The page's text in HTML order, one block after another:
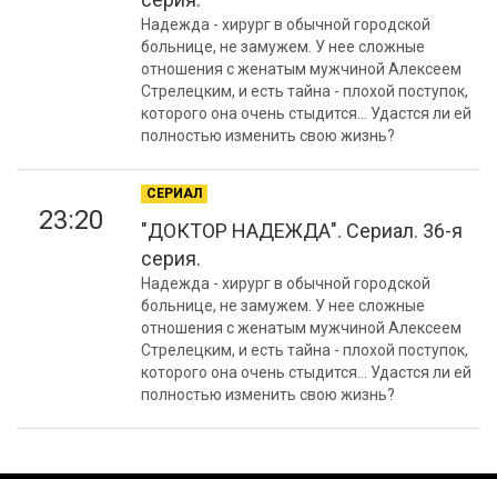
Надежда - хирург в обычной городской
больнице, не замужем. У нее сложные
отношения с женатым мужчиной Алексеем
Стрелецким, и есть тайна - плохой поступок,
которого она очень стыдится... Удастся ли ей
полностью изменить свою жизнь?
23:20
СЕРИАЛ
"ДОКТОР НАДЕЖДА". Сериал. 36-я
серия.
Надежда - хирург в обычной городской
больнице, не замужем. У нее сложные
отношения с женатым мужчиной Алексеем
Стрелецким, и есть тайна - плохой поступок,
которого она очень стыдится... Удастся ли ей
полностью изменить свою жизнь?